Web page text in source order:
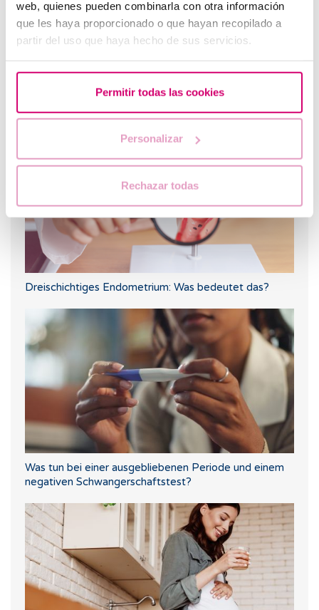
web, quienes pueden combinarla con otra información
que les haya proporcionado o que hayan recopilado a
partir del uso que haya hecho de sus servicios.
Permitir todas las cookies
Personalizar
Rechazar todas
Was passiert, wenn die Gebärmutterschleimhaut zu
Dreischichtiges Endometrium: Was bedeutet das?
Was tun bei einer ausgebliebenen Periode und einem
negativen Schwangerschaftstest?